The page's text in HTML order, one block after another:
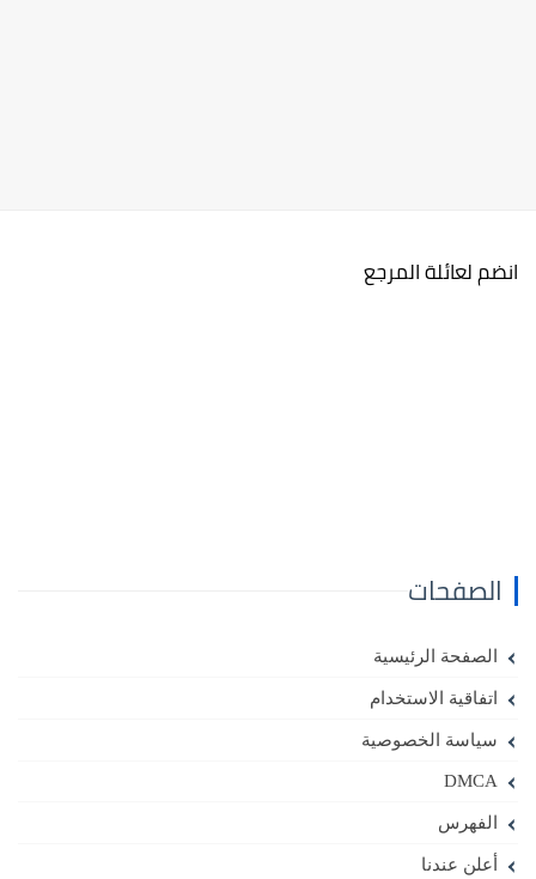
انضم لعائلة المرجع
الصفحات
الصفحة الرئيسية
اتفاقية الاستخدام
سياسة الخصوصية
DMCA
الفهرس
أعلن عندنا